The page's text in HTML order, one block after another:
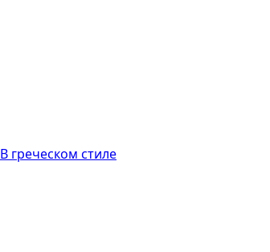
В греческом стиле